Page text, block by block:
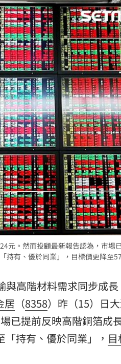
元。然而投顧最新報告認為，市場
有、優於同業」，目標價更降至
與高階材料需求同步成
居 （8358）昨（15）日
已提前反映高階銅箔成
持有、優於同業」，